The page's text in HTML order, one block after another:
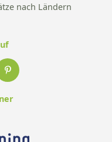
nach Ländern